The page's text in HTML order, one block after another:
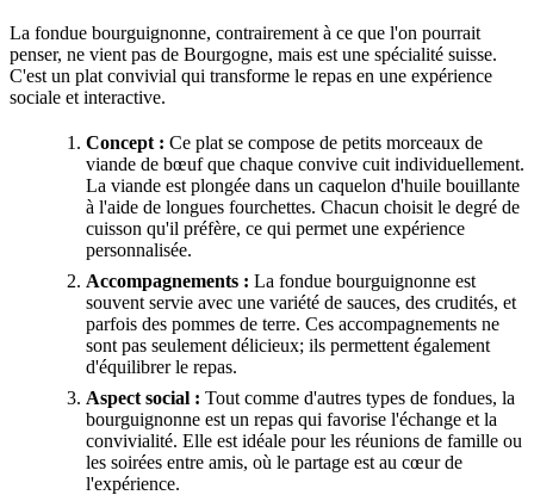
La fondue bourguignonne, contrairement à ce que l'on pourrait
penser, ne vient pas de Bourgogne, mais est une spécialité suisse.
C'est un plat convivial qui transforme le repas en une expérience
sociale et interactive.
Concept : Ce plat se compose de petits morceaux de
viande de bœuf que chaque convive cuit individuellement.
La viande est plongée dans un caquelon d'huile bouillante
à l'aide de longues fourchettes. Chacun choisit le degré de
cuisson qu'il préfère, ce qui permet une expérience
personnalisée.
Accompagnements : La fondue bourguignonne est
souvent servie avec une variété de sauces, des crudités, et
parfois des pommes de terre. Ces accompagnements ne
sont pas seulement délicieux; ils permettent également
d'équilibrer le repas.
Aspect social : Tout comme d'autres types de fondues, la
bourguignonne est un repas qui favorise l'échange et la
convivialité. Elle est idéale pour les réunions de famille ou
les soirées entre amis, où le partage est au cœur de
l'expérience.